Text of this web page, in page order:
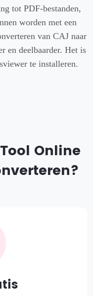
tot PDF-bestanden,
worden met een
van CAJ naar
en deelbaarder. Het is
te installeren.
Online